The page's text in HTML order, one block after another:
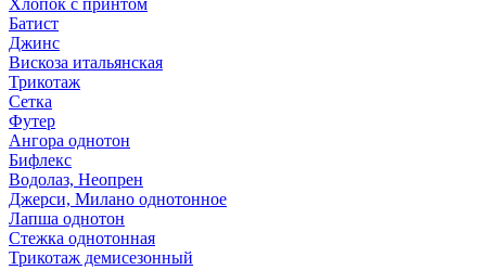
Хлопок с принтом
Батист
Джинс
Вискоза итальянская
Трикотаж
Сетка
Футер
Ангора однотон
Бифлекс
Водолаз, Неопрен
Джерси, Милано однотонное
Лапша однотон
Стежка однотонная
Трикотаж демисезонный